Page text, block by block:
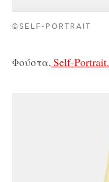
©SELF-PORTRAIT
Φούστα,Self-Portrait.